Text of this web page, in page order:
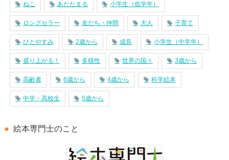
ねこ あたたまる 小学生（低学年）
ロングセラー 友だち・仲間 大人 子育て
ひとやすみ 2歳から 成長 小学生（中学年）
盛り上がる！ 多様性 世界の国々 3歳から
高齢者 6歳から 4歳から 科学絵本
中学・高校生 5歳から
絵本専門士のこと